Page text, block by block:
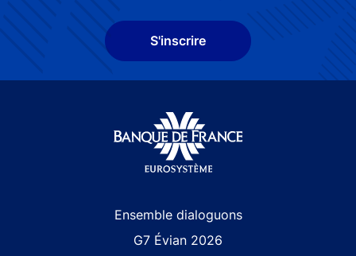
S'inscrire
Ensemble dialoguons
G7 Évian 2026